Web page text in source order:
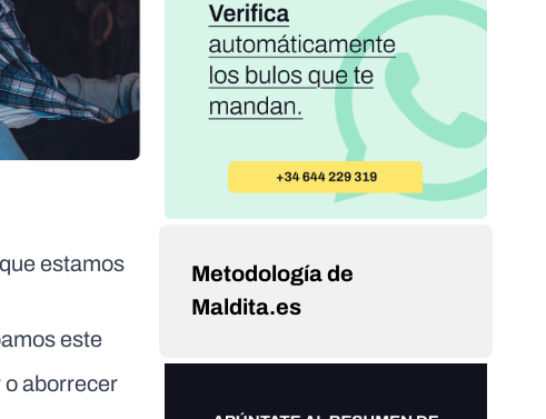
estamos
este
o aborrecer
Metodología de
Maldita.es